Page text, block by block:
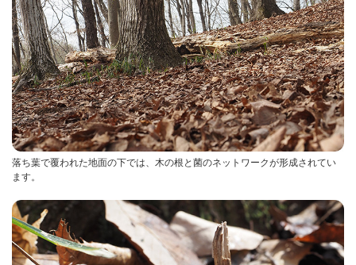
落ち葉で覆われた地面の下では、木の根と菌のネットワークが形成されてい
ます。